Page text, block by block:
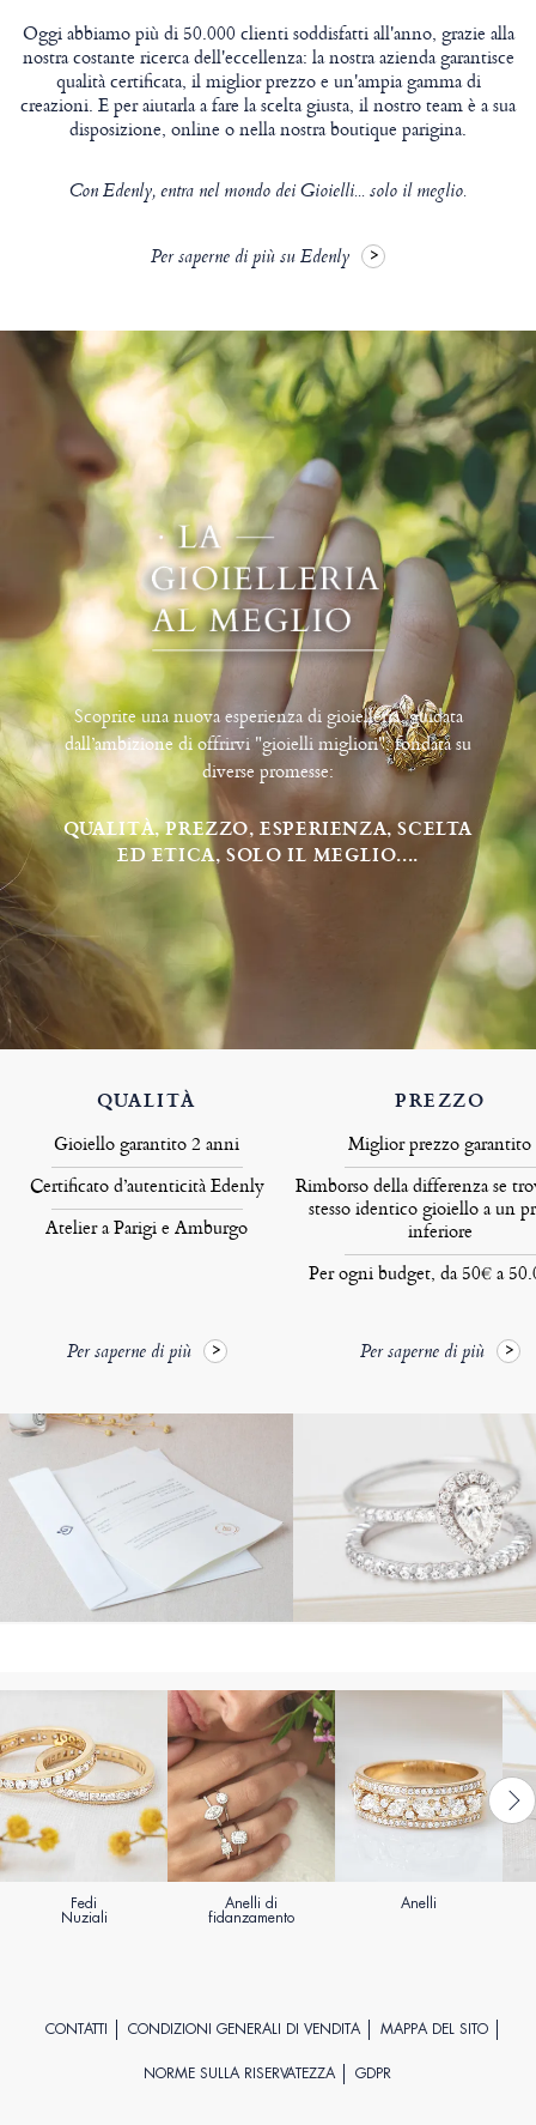
Oggi abbiamo più di 50.000 clienti soddisfatti all'anno, grazie alla
nostra costante ricerca dell'eccellenza: la nostra azienda garantisce
qualità certificata, il miglior prezzo e un'ampia gamma di
creazioni. E per aiutarla a fare la scelta giusta, il nostro team è a sua
disposizione, online o nella nostra boutique parigina.
Con Edenly, entra nel mondo dei Gioielli... solo il meglio.
Per saperne di più su Edenly
Scoprite una nuova esperienza di gioielleria, guidata
dall’ambizione di offrirvi "gioielli migliori", fondata su
diverse promesse:
QUALITÀ, PREZZO, ESPERIENZA, SCELTA
ED ETICA, SOLO IL MEGLIO....
QUALITÀ
Gioiello garantito 2 anni
Certificato d’autenticità Edenly
Atelier a Parigi e Amburgo
Per saperne di più
PREZZO
Miglior prezzo garantito
Rimborso della differenza se
stesso identico gioiello a un
inferiore
Per ogni budget, da 50€ a
Per saperne di più
Fedi
Nuziali
Anelli di
fidanzamento
Anelli
CONTATTI CONDIZIONI GENERALI DI VENDITA MAPPA DEL SITO
NORME SULLA RISERVATEZZA GDPR